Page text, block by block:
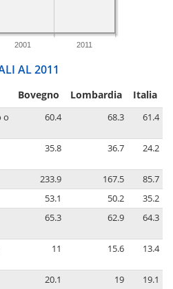
2001 2011
AL 2011
Bovegno Lombardia Italia
o
60.4 68.3 61.4
35.8 36.7 24.2
233.9 167.5
85.7
53.1 50.2
35.2
65.3 62.9 64.3
11 15.6 13.4
20.1 19 19.1